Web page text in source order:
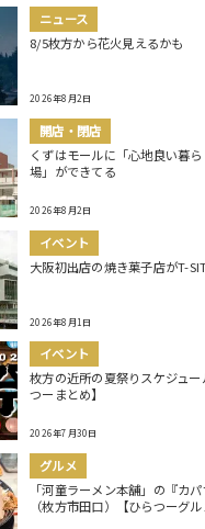
ニュース
8/5枚方から花火見えるかも
2026年8月2日
開店・閉店
くずはモールに「心地良い暮
場」ができてる
2026年8月2日
イベント
大阪初出店の焼き菓子店がT-
2026年8月1日
イベント
枚方の近所の夏祭りスケジュー
つーまとめ】
2026年7月30日
グルメ
「河童ラーメン本舗」の『カパ
（枚方市田口）【ひらつーグル